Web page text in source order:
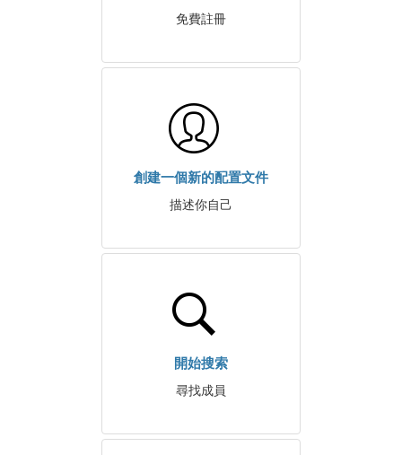
免費註冊
創建一個新的配置文件
描述你自己
開始搜索
尋找成員